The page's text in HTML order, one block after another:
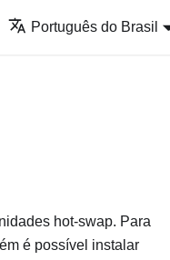
Português do Brasil
hot-swap. Para
é possível instalar